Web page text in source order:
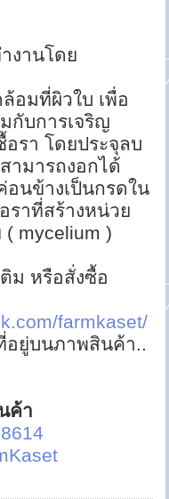
งานโดย
อมที่ผิวใบ เพื่อ
กับการเจริญ
รา โดยประจุลบ
ามารถงอกได้
อนข้างเป็นกรดใน
ราที่สร้างหน่วย
( mycelium )
ม หรือสั่งซื้อ
farmkaset/
อยู่บนภาพสินค้า..
ค้า